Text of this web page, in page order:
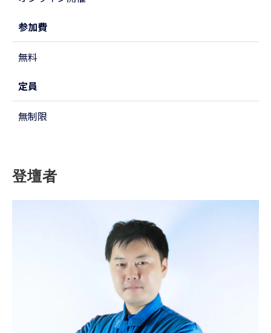
参加費
無料
定員
無制限
登壇者